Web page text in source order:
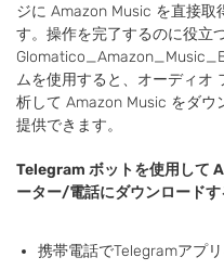
ジに Amazon Music を直接取
す。操作を完了するのに役立
ムを使用すると、オーディオ
析して Amazon Music をダウ
提供できます。
Telegram ボットを使用して
ーター/電話にダウンロード
携帯電話でTelegramアプ